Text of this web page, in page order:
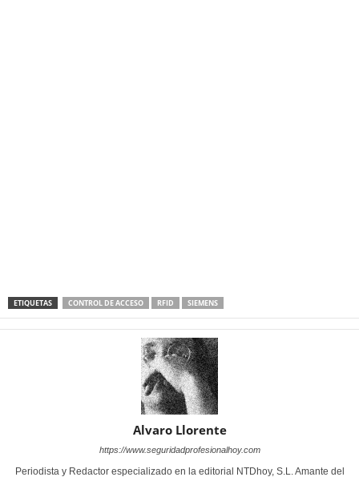
ETIQUETAS CONTROL DE ACCESO RFID SIEMENS
Alvaro Llorente
https://www.seguridadprofesionalhoy.com
Periodista y Redactor especializado en la editorial NTDhoy, S.L. Amante del